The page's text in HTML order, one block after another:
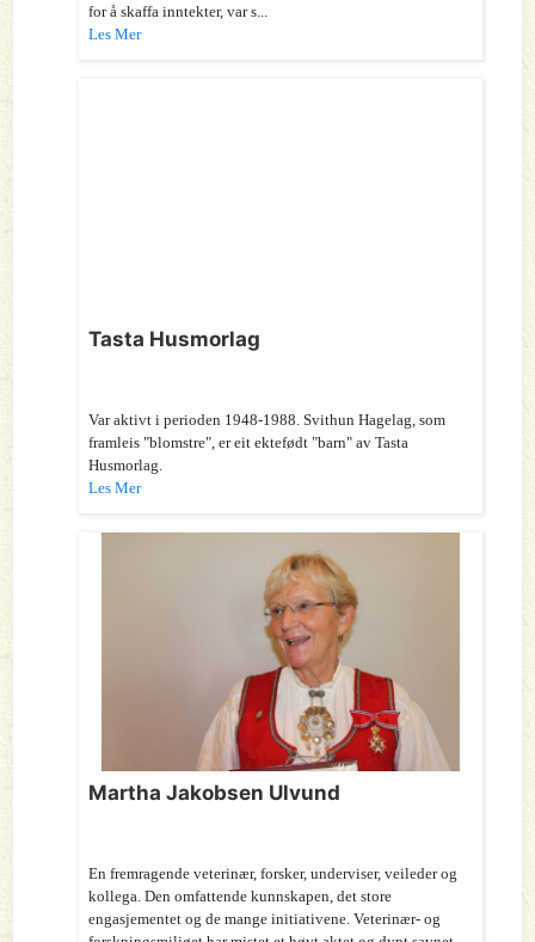
for å skaffa inntekter, var s...
Les Mer
Tasta Husmorlag
Var aktivt i perioden 1948-1988. Svithun Hagelag, som
framleis "blomstre", er eit ektefødt "barn" av Tasta
Husmorlag.
Les Mer
Martha Jakobsen Ulvund
En fremragende veterinær, forsker, underviser, veileder og
kollega. Den omfattende kunnskapen, det store
engasjementet og de mange initiativene. Veterinær- og